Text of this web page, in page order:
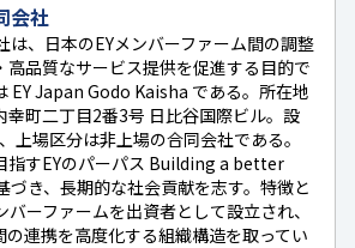
会社
は、日本のEYメンバーファーム間の調整
高品質なサービス提供を促進する目的で
EY Japan Godo Kaisha である。所在地
幸町二丁目2番3号 日比谷国際ビル。設
上場区分は非上場の合同会社である。
指すEYのパーパス Building a better
き、長期的な社会貢献を志す。特徴と
バーファームを出資者として設立され、
の連携を高度化する組織構造を取ってい